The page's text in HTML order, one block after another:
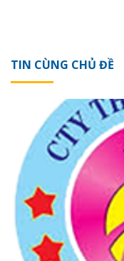
TIN CÙNG CHỦ ĐỀ